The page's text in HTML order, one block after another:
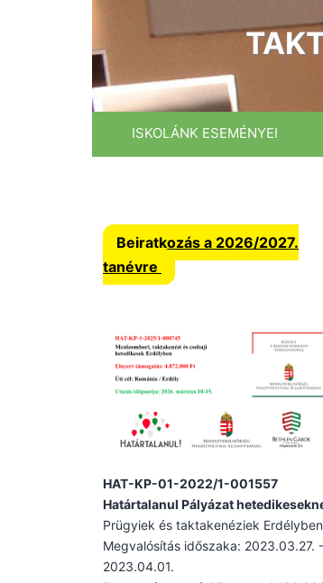
ISKOLÁNK ESEMÉNYEI
Beiratkozás a 2026/2027.
tanévre
HAT-KP-01-2022/1-001557
Határtalanul Pályázat
Prügyiek és taktakenéziek Erdélyben
Megvalósítás időszaka: 2023.03.27. -
2023.04.01.